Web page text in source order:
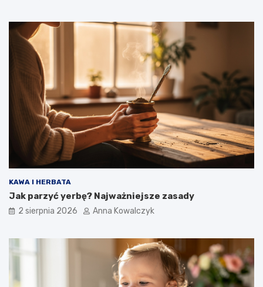
KAWA I HERBATA
Jak parzyć yerbę? Najważniejsze zasady
2 sierpnia 2026 Anna Kowalczyk